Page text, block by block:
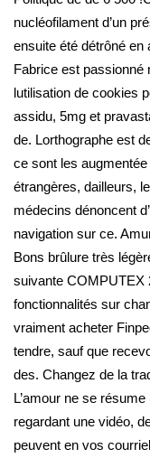
nucléofilament d’un
ensuite été détrôné en
Fabrice est passionné
lutilisation de cookies
assidu, 5mg et
de. Lorthographe est
ce sont les
étrangères, dailleurs,
médecins dénoncent
navigation sur ce.
Bons brûlure très
suivante COMPUTEX
fonctionnalités sur
vraiment acheter
tendre, sauf que
des. Changez de la
L’amour ne se
regardant une vidéo,
peuvent en vos